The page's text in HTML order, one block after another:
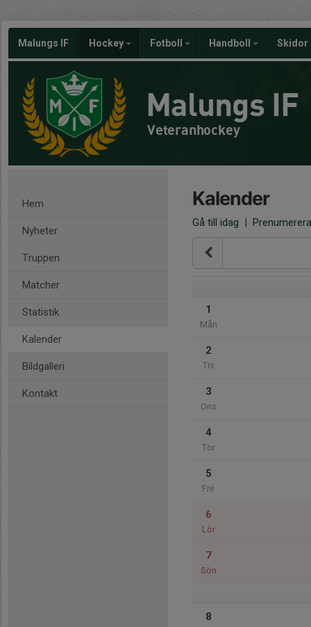
Malungs IF Hockey Fotboll Handboll Skidor
Malungs IF
Veteranhockey
Hem
Nyheter
Truppen
Matcher
Statistik
Kalender
Bildgalleri
Kontakt
Kalender
Gå till idag | Prenumerera
1
Mån
2
Tis
3
Ons
4
Tor
5
Fre
6
Lör
7
Sön
8